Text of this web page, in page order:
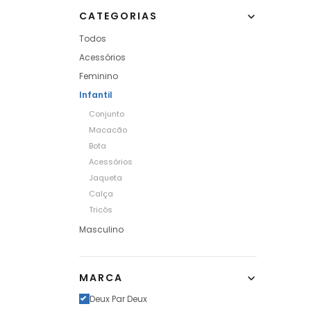
CATEGORIAS
Todos
Acessórios
Feminino
Infantil
Conjunto
Macacão
Bota
Acessórios
Jaqueta
Calça
Tricôs
Masculino
MARCA
Deux Par Deux